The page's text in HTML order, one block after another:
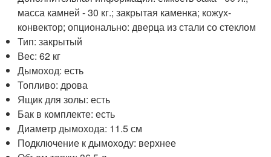
масса камней - 30 кг.; закрытая каменка; кожух-
конвектор; опционально: дверца из стали со стеклом
Тип: закрытый
Вес: 62 кг
Дымоход: есть
Топливо: дрова
Ящик для золы: есть
Бак в комплекте: есть
Диаметр дымохода: 11.5 см
Подключение к дымоходу: верхнее